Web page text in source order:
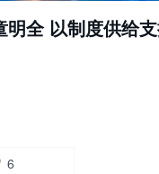
全 以制度供给
6